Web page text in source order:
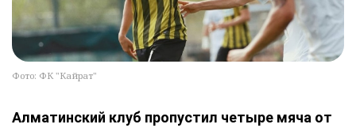
Фото: ФК "Кайрат"
Алматинский клуб пропустил четыре мяча от